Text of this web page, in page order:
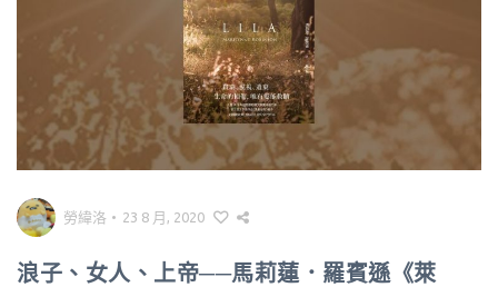
勞緯洛 • 23 8 月, 2020
浪子、女人、上帝──馬莉蓮．羅賓遜《萊